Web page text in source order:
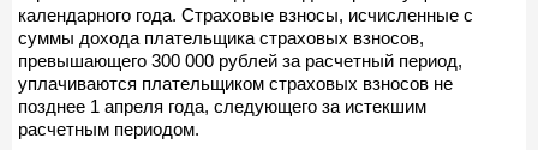
календарного года. Страховые взносы, исчисленные с
суммы дохода плательщика страховых взносов,
превышающего 300 000 рублей за расчетный период,
уплачиваются плательщиком страховых взносов не
позднее 1 апреля года, следующего за истекшим
расчетным периодом.